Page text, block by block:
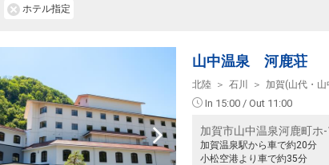
ホテル指定
山中温泉 河鹿荘
北陸 石川 加賀(山代・
In 15:00 / Out 11:00
加賀市山中温泉河鹿町ホ
加賀温泉駅から車で約20分
小松空港より車で約35分